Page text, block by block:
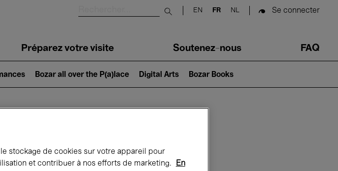
Submit search
EN FR NL Se connecter
Préparez votre visite Soutenez-nous FAQ
Bozar all over the P(a)lace Digital Arts Bozar Books
à Bozar
stockage de cookies sur votre appareil pour
et contribuer à nos efforts de marketing.
En